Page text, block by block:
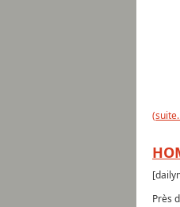
Près